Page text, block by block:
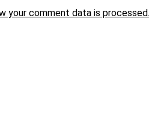
your comment data is processed.